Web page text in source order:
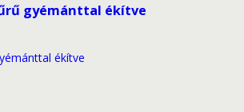
gyémánttal ékítve
ékítve